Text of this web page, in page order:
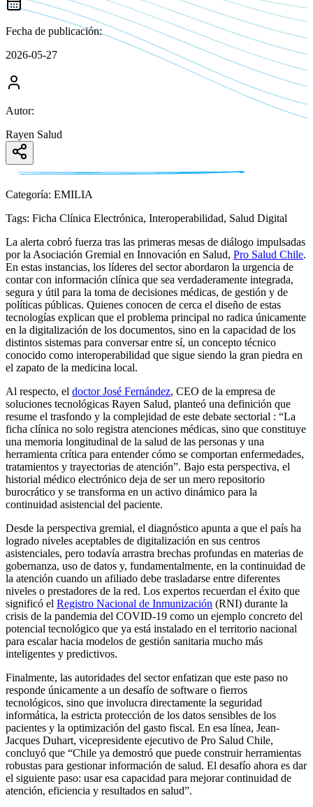
Fecha de publicación:
2026-05-27
Autor:
Rayen Salud
Categoría: EMILIA
Tags: Ficha Clínica Electrónica, Interoperabilidad, Salud Digital
La alerta cobró fuerza tras las primeras mesas de diálogo impulsadas
por la Asociación Gremial en Innovación en Salud, Pro Salud Chile.
En estas instancias, los líderes del sector abordaron la urgencia de
contar con información clínica que sea verdaderamente integrada,
segura y útil para la toma de decisiones médicas, de gestión y de
políticas públicas. Quienes conocen de cerca el diseño de estas
tecnologías explican que el problema principal no radica únicamente
en la digitalización de los documentos, sino en la capacidad de los
distintos sistemas para conversar entre sí, un concepto técnico
conocido como interoperabilidad que sigue siendo la gran piedra en
el zapato de la medicina local.
Al respecto, el doctor José Fernández, CEO de la empresa de
soluciones tecnológicas Rayen Salud, planteó una definición que
resume el trasfondo y la complejidad de este debate sectorial : “La
ficha clínica no solo registra atenciones médicas, sino que constituye
una memoria longitudinal de la salud de las personas y una
herramienta crítica para entender cómo se comportan enfermedades,
tratamientos y trayectorias de atención”. Bajo esta perspectiva, el
historial médico electrónico deja de ser un mero repositorio
burocrático y se transforma en un activo dinámico para la
continuidad asistencial del paciente.
Desde la perspectiva gremial, el diagnóstico apunta a que el país ha
logrado niveles aceptables de digitalización en sus centros
asistenciales, pero todavía arrastra brechas profundas en materias de
gobernanza, uso de datos y, fundamentalmente, en la continuidad de
la atención cuando un afiliado debe trasladarse entre diferentes
niveles o prestadores de la red. Los expertos recuerdan el éxito que
significó el Registro Nacional de Inmunización (RNI) durante la
crisis de la pandemia del COVID-19 como un ejemplo concreto del
potencial tecnológico que ya está instalado en el territorio nacional
para escalar hacia modelos de gestión sanitaria mucho más
inteligentes y predictivos.
Finalmente, las autoridades del sector enfatizan que este paso no
responde únicamente a un desafío de software o fierros
tecnológicos, sino que involucra directamente la seguridad
informática, la estricta protección de los datos sensibles de los
pacientes y la optimización del gasto fiscal. En esa línea, Jean-
Jacques Duhart, vicepresidente ejecutivo de Pro Salud Chile,
concluyó que “Chile ya demostró que puede construir herramientas
robustas para gestionar información de salud. El desafío ahora es dar
el siguiente paso: usar esa capacidad para mejorar continuidad de
atención, eficiencia y resultados en salud”.